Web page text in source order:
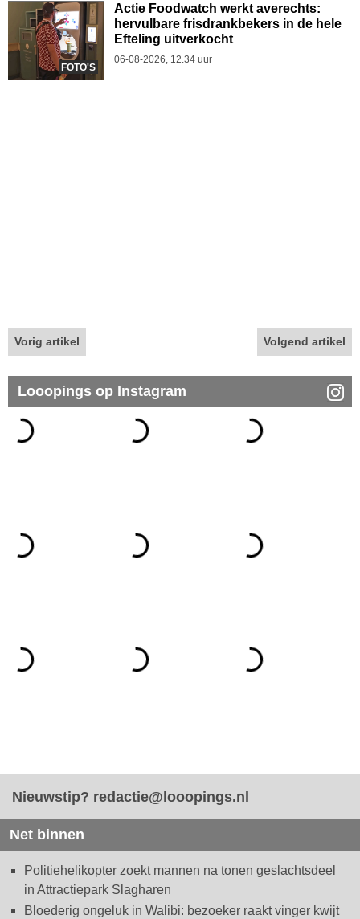
FOTO'S
Actie Foodwatch werkt averechts:
hervulbare frisdrankbekers in de hele
Efteling uitverkocht
06-08-2026, 12.34 uur
Vorig artikel Volgend artikel
Looopings op Instagram
Nieuwstip? redactie@looopings.nl
Net binnen
Politiehelikopter zoekt mannen na tonen geslachtsdeel
in Attractiepark Slagharen
Bloederig ongeluk in Walibi: bezoeker raakt vinger kwijt